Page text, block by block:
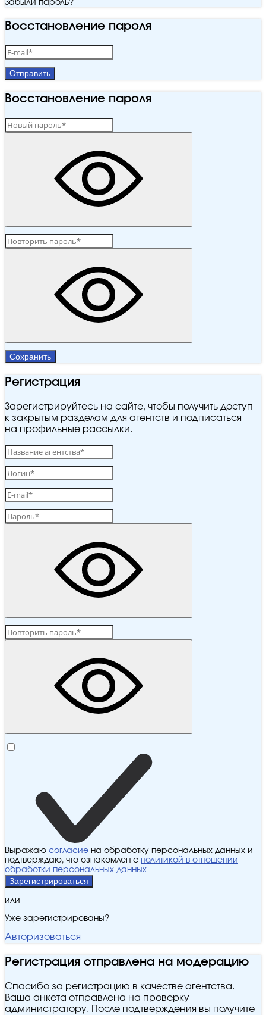
Забыли пароль?
Восстановление пароля
Отправить
Восстановление пароля
Сохранить
Регистрация
Зарегистрируйтесь на сайте, чтобы получить доступ
к закрытым разделам для агентств и подписаться
на профильные рассылки.
Выражаю согласие на обработку персональных данных и
подтверждаю, что ознакомлен с политикой в отношении
обработки персональных данных
Зарегистрироваться
или
Уже зарегистрированы?
Авторизоваться
Регистрация отправлена на модерацию
Спасибо за регистрацию в качестве агентства.
Ваша анкета отправлена на проверку
администратору. После подтверждения вы получите